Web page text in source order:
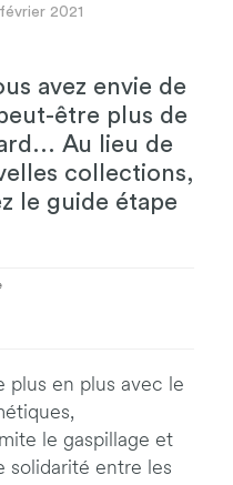
2021
avez envie de
être plus de
Au lieu de
collections,
le guide étape
plus en plus avec le
le gaspillage et
solidarité entre les